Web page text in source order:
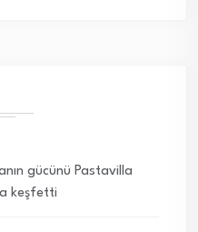
gücünü Pastavilla
keşfetti